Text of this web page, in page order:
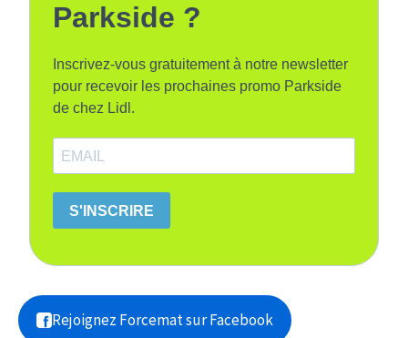
Parkside ?
Inscrivez-vous gratuitement à notre newsletter
pour recevoir les prochaines promo Parkside
de chez Lidl.
S'INSCRIRE
Rejoignez Forcemat sur Facebook